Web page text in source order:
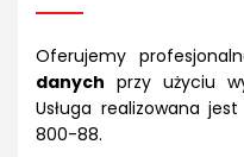
Oferujemy
danych przy użyciu
Usługa realizowana
800-88.